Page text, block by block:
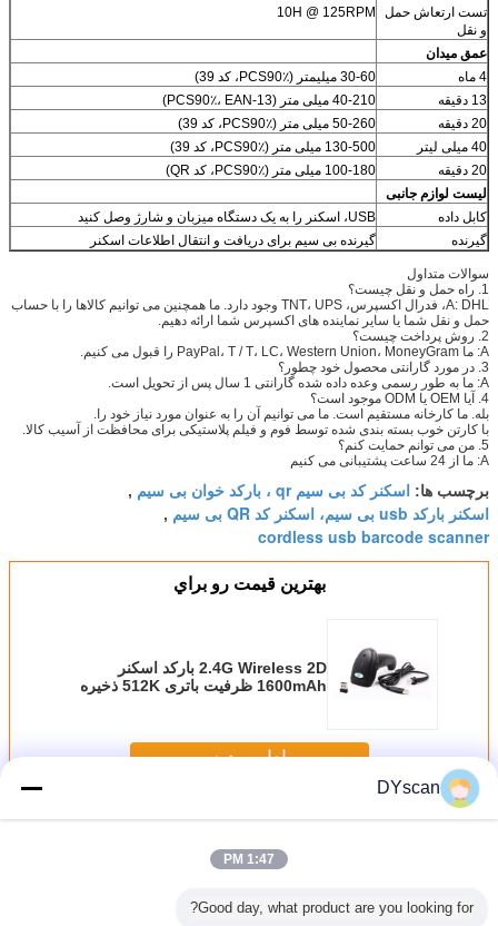
تست ارتعاش حمل
و نقل
10H @ 125RPM
عمق میدان
4 ماه
30-60 میلیمتر (PCS90٪، کد 39)
13 دقیقه
40-210 میلی متر (PCS90٪، EAN-13)
20 دقیقه
50-260 میلی متر (PCS90٪، کد 39)
40 میلی لیتر
130-500 میلی متر (PCS90٪، کد 39)
20 دقیقه
100-180 میلی متر (PCS90٪، کد QR)
لیست لوازم جانبی
کابل داده
USB، اسکنر را به یک دستگاه میزبان و شارژ وصل کنید
گیرنده
گیرنده بی سیم برای دریافت و انتقال اطلاعات اسکنر
سوالات متداول
1. راه حمل و نقل چیست؟
A: DHL، فدرال اکسپرس، TNT، UPS وجود دارد. ما همچنین می توانیم کالاها را با حساب
حمل و نقل شما یا سایر نماینده های اکسپرس شما ارائه دهیم.
2. روش پرداخت چیست؟
A: ما PayPal، T / T، LC، Western Union، MoneyGram را قبول می کنیم.
3. در مورد گارانتی محصول خود چطور؟
A: ما به طور رسمی وعده داده شده گارانتی 1 سال پس از تحویل است.
4. آیا OEM یا ODM موجود است؟
بله. ما کارخانه مستقیم است. ما می توانیم آن را به عنوان مورد نیاز خود را.
با کارتن خوب بسته بندی شده توسط فوم و فیلم پلاستیکی برای محافظت از آسیب کالا.
5. من می توانم حمایت کنم؟
A: ما از 24 ساعت پشتیبانی می کنیم
برچسب ها: اسکنر کد بی سیم qr ، بارکد خوان بی سیم ,
اسکنر بارکد usb بی سیم، اسکنر کد QR بی سیم ,
cordless usb barcode scanner
بهترين قيمت رو براي
2.4G Wireless 2D بارکد اسکنر
1600mAh ظرفیت باتری 512K ذخیره
ادامه هید
بیشاسکنر بارکد 2D
DYscan
1:47 PM
Good day, what product are you looking for?